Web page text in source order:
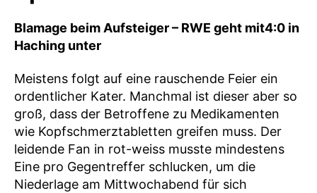
Blamage beim Aufsteiger – RWE geht mit4:0 in
Haching unter
Meistens folgt auf eine rauschende Feier ein
ordentlicher Kater. Manchmal ist dieser aber so
groß, dass der Betroffene zu Medikamenten
wie Kopfschmerztabletten greifen muss. Der
leidende Fan in rot-weiss musste mindestens
Eine pro Gegentreffer schlucken, um die
Niederlage am Mittwochabend für sich